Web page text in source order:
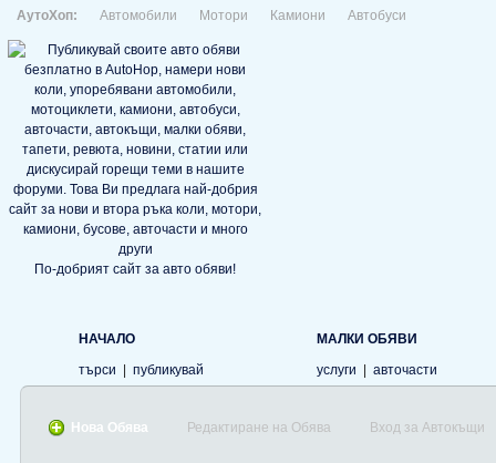
АутоХоп: Автомобили Мотори Камиони Автобуси
По-добрият сайт за авто обяви!
НАЧАЛО
търси
публикувай
МАЛКИ ОБЯВИ
услуги
авточасти
Нова Обява Редактиране на Обява Вход за Автокъщи